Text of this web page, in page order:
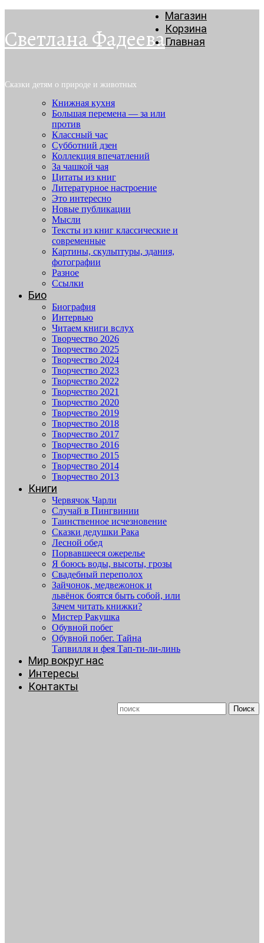
Светлана Фадеева
Сказки детям о природе и животных
Магазин
Корзина
Главная
Книжная кухня
Большая перемена — за или
против
Классный час
Субботний дзен
Коллекция впечатлений
За чашкой чая
Цитаты из книг
Литературное настроение
Это интересно
Новые публикации
Мысли
Тексты из книг классические и
современные
Картины, скульптуры, здания,
фотографии
Разное
Ссылки
Био
Биография
Интервью
Читаем книги вслух
Творчество 2026
Творчество 2025
Творчество 2024
Творчество 2023
Творчество 2022
Творчество 2021
Творчество 2020
Творчество 2019
Творчество 2018
Творчество 2017
Творчество 2016
Творчество 2015
Творчество 2014
Творчество 2013
Книги
Червячок Чарли
Случай в Пингвинии
Таинственное исчезновение
Сказки дедушки Рака
Лесной обед
Порвавшееся ожерелье
Я боюсь воды, высоты, грозы
Свадебный переполох
Зайчонок, медвежонок и
львёнок боятся быть собой, или
Зачем читать книжки?
Мистер Ракушка
Обувной побег
Обувной побег. Тайна
Тапвилля и фея Тап-ти-ли-линь
Мир вокруг нас
Интересы
Контакты